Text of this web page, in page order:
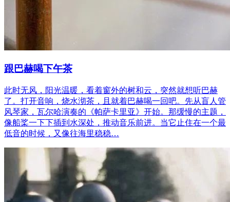
跟巴赫喝下午茶
此时无风，阳光温暖，看着窗外的树和云，突然就想听巴赫
了。打开音响，烧水沏茶，且就着巴赫喝一回吧。先从盲人管
风琴家，瓦尔哈演奏的《帕萨卡里亚》开始。那缓慢的主题，
像船桨一下下插到水深处，推动音乐前进。当它止住在一个最
低音的时候，又像往海里稳稳…